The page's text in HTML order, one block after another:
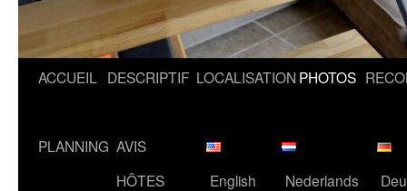
ACCUEIL DESCRIPTIF LOCALISATION PHOTOS
PLANNING AVIS
HÔTES
English Nederlands